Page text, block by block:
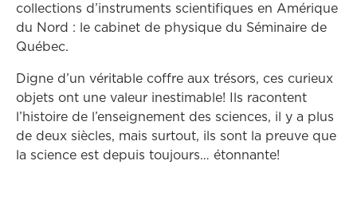
collections d’instruments scientifiques en Amérique
du Nord : le cabinet de physique du Séminaire de
Québec.
Digne d’un véritable coffre aux trésors, ces curieux
objets ont une valeur inestimable! Ils racontent
l’histoire de l’enseignement des sciences, il y a plus
de deux siècles, mais surtout, ils sont la preuve que
la science est depuis toujours… étonnante!